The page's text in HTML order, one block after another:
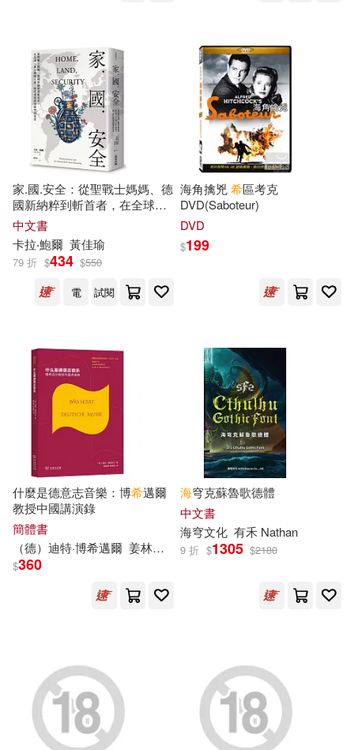
宋路霞(17) 李兆芳(17)
淵鑑(17)
目川文化編輯小組(17)
蘇青和等(17) 趙長發(17)
上海市社會科學界聯合會(16)
上海魯迅紀念館(16)
劉可欣(16) 文月晃(16)
李慶新(16) 林雅雯(16)
程乃珊(16)
美國尼克少兒電視制作公司(16)
上海遠東出版社(101)
接力出版社(97) 木馬文化(97)
重慶出版社(97) 三民(95)
中國人民大學出版社(94)
墨刻(94)
浙江少年兒童出版社(94)
湖北少年兒童出版社(94)
中國地圖出版社(93)
中國計量出版社(93)
江蘇鳳凰文藝出版社(93)
廣東人民出版社(92)
中國鐵道出版社(91)
氣象出版社(87)
江蘇人民出版社(87)
家.國.安全：從聖戰士媽媽、德
國新納粹到斬首者，在全球
「暴力極端主義」時代尋找消
弭衝突的希望(《古蘭似
者最新力作)
中文書
卡拉‧鮑爾 黃佳瑜
79 折 $434 $550
電
試閱
海角擒兇希區考克
DVD(Saboteur)
DVD
$199
什麼是德意志音樂：博希邁爾
教授中國講演錄
簡體書
（德）迪特·博希邁爾 姜林靜 餘明鋒
$360
海穹克蘇魯歌德體
中文書
海穹文化 有禾 Nathan
9 折 $1305 $2180